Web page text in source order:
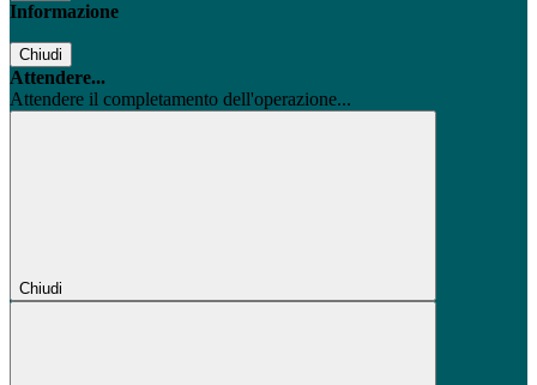
Informazione
Chiudi
Attendere...
Attendere il completamento dell'operazione...
Chiudi